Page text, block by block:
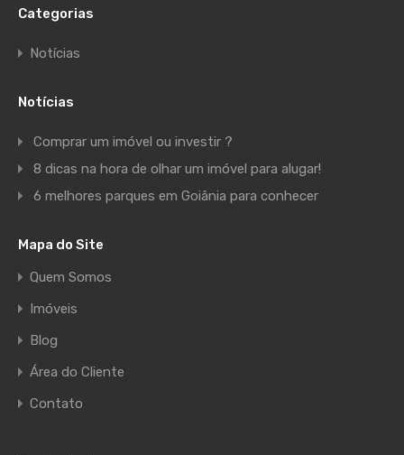
Categorias
Notícias
Notícias
Comprar um imóvel ou investir ?
8 dicas na hora de olhar um imóvel para alugar!
6 melhores parques em Goiânia para conhecer
Mapa do Site
Quem Somos
Imóveis
Blog
Área do Cliente
Contato